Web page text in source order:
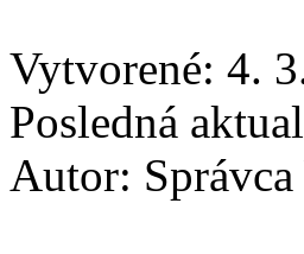
Vytvorené: 4.
Posledná
Autor: